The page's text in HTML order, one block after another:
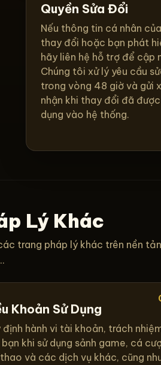
Quyền Sửa Đổi
Nếu thông tin cá nhân
thay đổi hoặc bạn phát
hãy liên hệ hỗ trợ để cập
Chúng tôi xử lý yêu cầu
trong vòng 48 giờ và gửi
nhận khi thay đổi đã
dụng vào hệ thống.
Lý Khác
trang pháp lý khác trên nền
Khoản Sử Dụng
định hành vi tài khoản, trách
khi sử dụng sảnh game, cá
và các dịch vụ khác, cũng